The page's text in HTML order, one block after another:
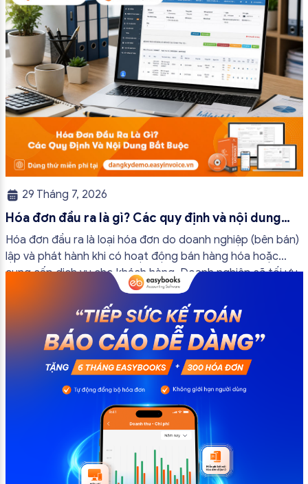
29 Tháng 7, 2026
Hóa đơn đầu ra là gì? Các quy định và nội dung
bắt buộc mới nhất
Hóa đơn đầu ra là loại hóa đơn do doanh nghiệp (bên bán)
lập và phát hành khi có hoạt động bán hàng hóa hoặc
cung cấp dịch vụ cho khách hàng. Doanh nghiệp sẽ tối ưu
quy trình vận hành và tránh được những án phạt hành
chính không đáng có nếu nắm rõ […]